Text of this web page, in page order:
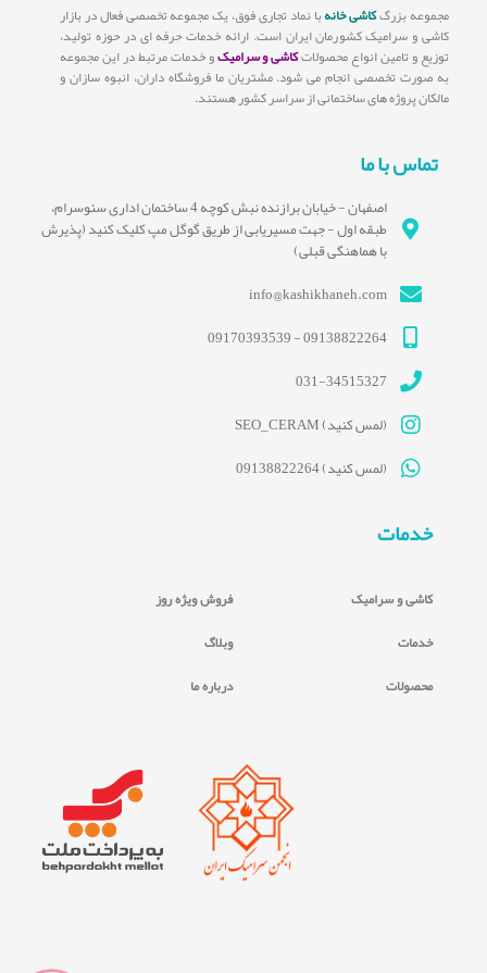
مجموعه بزرگکاشی خانهبا نماد تجاری فوق، یک مجموعه تخصصی فعال در بازار
کاشی و سرامیک کشورمان ایران است. ارائه خدمات حرفه ای در حوزه تولید،
توزیع و تامین انواع محصولاتکاشی و سرامیکو خدمات مرتبط در این مجموعه
به صورت تخصصی انجام می شود. مشتریان ما فروشگاه داران، انبوه سازان و
مالکان پروژه های ساختمانی از سراسر کشور هستند.
تماس با ما
اصفهان - خیابان برازنده نبش کوچه 4 ساختمان اداری سئوسرام،
طبقه اول - جهت مسیریابی از طریق گوگل مپ کلیک کنید (پذیرش
با هماهنگی قبلی)
info@kashikhaneh.com
09138822264 - 09170393539
031-34515327
(لمس کنید) SEO_CERAM
(لمس کنید) 09138822264
خدمات
کاشی و سرامیک
خدمات
محصولات
فروش ویژه روز
وبلاگ
درباره ما